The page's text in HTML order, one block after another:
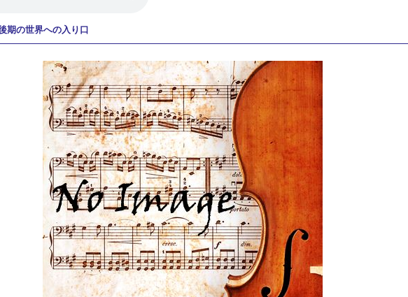
期の世界への入り口